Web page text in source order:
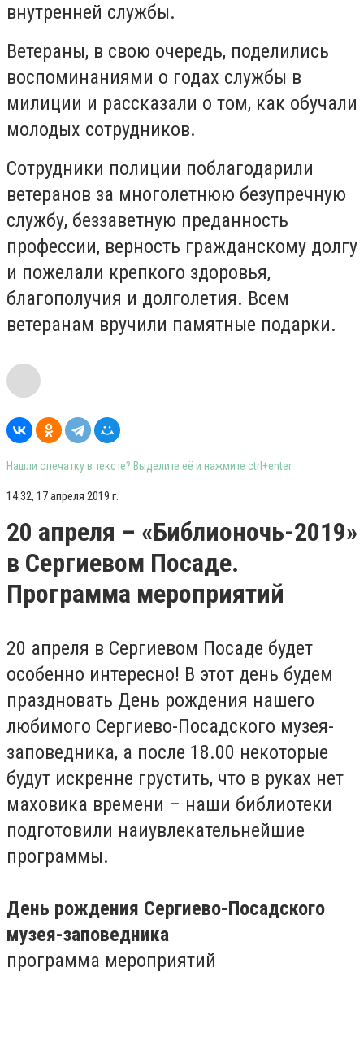
внутренней службы.
Ветераны, в свою очередь, поделились
воспоминаниями о годах службы в
милиции и рассказали о том, как обучали
молодых сотрудников.
Сотрудники полиции поблагодарили
ветеранов за многолетнюю безупречную
службу, беззаветную преданность
профессии, верность гражданскому долгу
и пожелали крепкого здоровья,
благополучия и долголетия. Всем
ветеранам вручили памятные подарки.
Нашли опечатку в тексте? Выделите её и нажмите ctrl+enter
14:32, 17 апреля 2019 г.
20 апреля – «Библионочь-2019»
в Сергиевом Посаде.
Программа мероприятий
20 апреля в Сергиевом Посаде будет
особенно интересно! В этот день будем
праздновать День рождения нашего
любимого Сергиево-Посадского музея-
заповедника, а после 18.00 некоторые
будут искренне грустить, что в руках нет
маховика времени – наши библиотеки
подготовили наиувлекательнейшие
программы.
День рождения Сергиево-Посадского
музея-заповедника
программа мероприятий